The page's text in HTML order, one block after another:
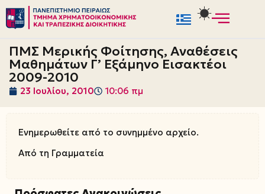
Μεταπηδήστε
στο
περιεχόμενο
ΠΜΣ Μερικής Φοίτησης, Αναθέσεις
Μαθημάτων Γ’ Εξάμηνο Εισακτέοι
2009-2010
23 Ιουλίου, 2010 10:06 πμ
Ενημερωθείτε από το συνημμένο αρχείο.
Από τη Γραμματεία